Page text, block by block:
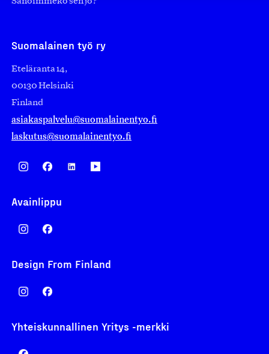
Suomalainen työ ry
Eteläranta 14,
00130 Helsinki
Finland
asiakaspalvelu@suomalainentyo.fi
laskutus@suomalainentyo.fi
Avainlippu
Design From Finland
Yhteiskunnallinen Yritys -merkki